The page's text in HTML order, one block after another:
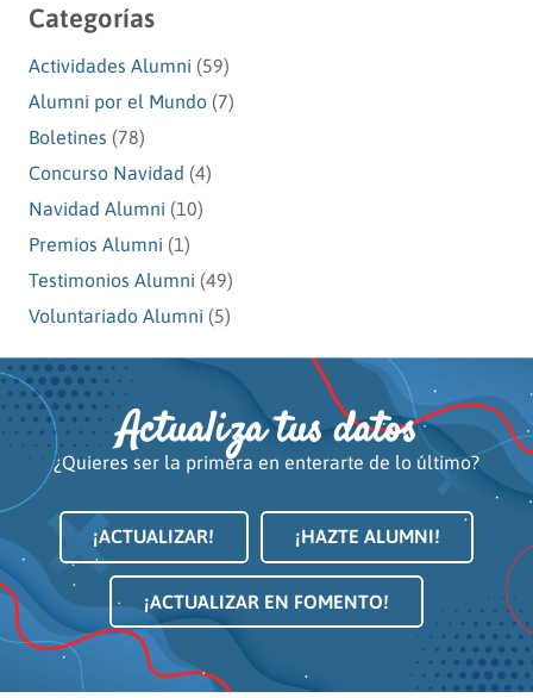
Categorías
Actividades Alumni (59)
Alumni por el Mundo (7)
Boletines (78)
Concurso Navidad (4)
Navidad Alumni (10)
Premios Alumni (1)
Testimonios Alumni (49)
Voluntariado Alumni (5)
Actualiza tus datos
¿Quieres ser la primera en enterarte de lo último?
¡ACTUALIZAR! ¡HAZTE ALUMNI!
¡ACTUALIZAR EN FOMENTO!